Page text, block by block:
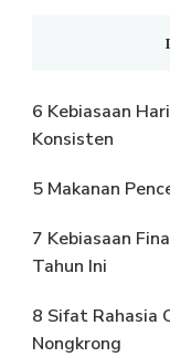
6 Kebiasaan
Konsisten
5 Makanan
7 Kebiasaan
Tahun Ini
8 Sifat Rahasia
Nongkrong